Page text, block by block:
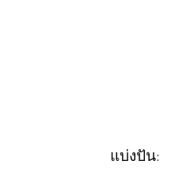
แบ่งปัน: